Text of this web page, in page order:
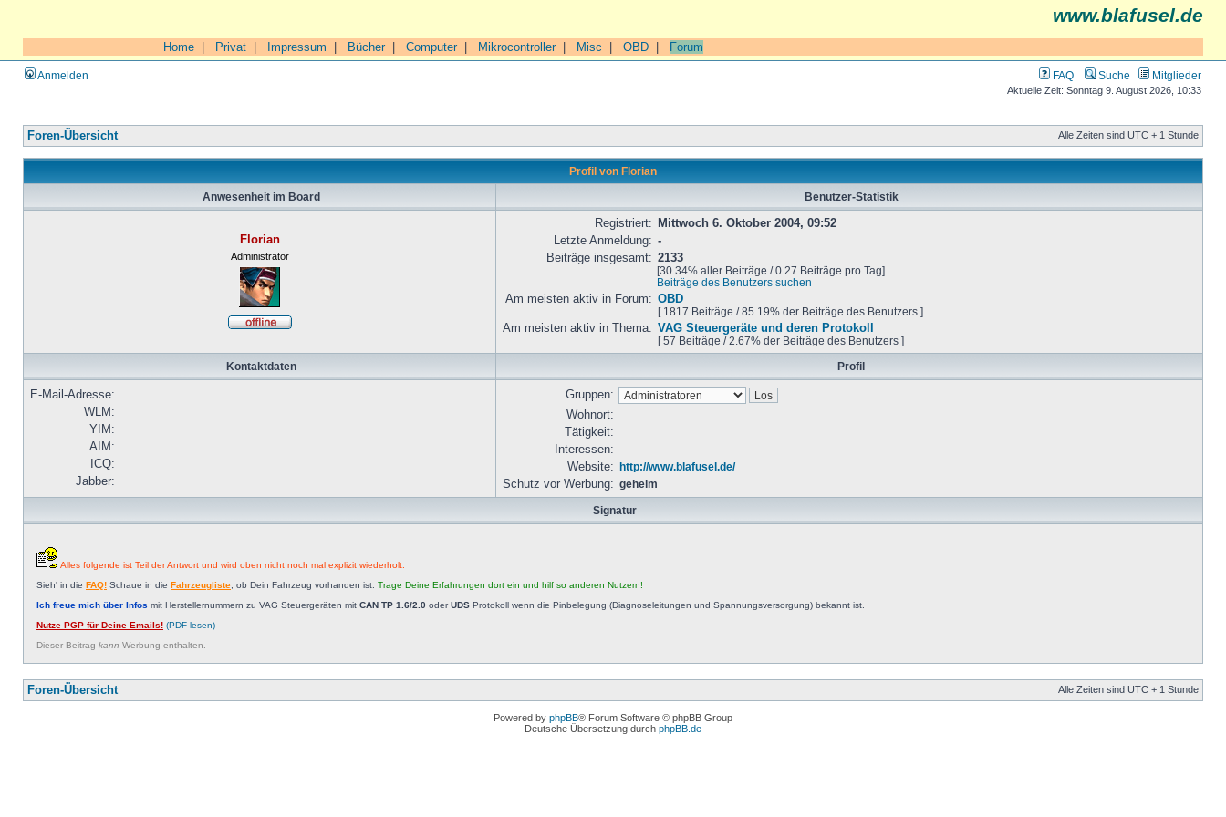
www.blafusel.de
Home Privat Impressum Bücher| Computer| Mikrocontroller| Misc OBD Forum
Anmelden FAQ Suche Mitglieder
Aktuelle Zeit: Sonntag 9. August 2026, 10:33
Foren-Übersicht Alle Zeiten sind UTC + 1 Stunde
Profil von Florian
Anwesenheit im Board Benutzer-Statistik
Florian
Administrator
Registriert:
Mittwoch 6. Oktober 2004, 09:52
Letzte Anmeldung: -
Beiträge insgesamt: 2133
[30.34% aller Beiträge / 0.27 Beiträge pro Tag]
Beiträge des Benutzers suchen
Am meisten aktiv in Forum: OBD
[ 1817 Beiträge / 85.19% der Beiträge des Benutzers ]
Am meisten aktiv in Thema: VAG Steuergeräte und deren Protokoll
[ 57 Beiträge / 2.67% der Beiträge des Benutzers ]
Kontaktdaten Profil
E-Mail-Adresse:
WLM:
YIM:
AIM:
ICQ:
Jabber:
Gruppen:
Wohnort:
Tätigkeit:
Interessen:
Website: http://www.blafusel.de/
Schutz vor Werbung: geheim
Signatur
Alles folgende ist Teil der Antwort und wird oben nicht noch mal explizit wiederholt:
Sieh' in die FAQ! Schaue in die Fahrzeugliste , ob Dein Fahrzeug vorhanden ist. Trage Deine Erfahrungen dort ein und hilf so anderen Nutzern!
Ich freue mich über Infos mit Herstellernummern zu VAG Steuergeräten mit CAN TP 1.6/2.0 oderUDS Protokoll wenn die Pinbelegung (Diagnoseleitungen und Spannungsversorgung) bekannt ist.
Nutze PGP für Deine Emails! (PDF lesen)
Dieser Beitrag kann Werbung enthalten.
Foren-Übersicht Alle Zeiten sind UTC + 1 Stunde
Powered by phpBB® Forum Software © phpBB Group
Deutsche Übersetzung durch phpBB.de